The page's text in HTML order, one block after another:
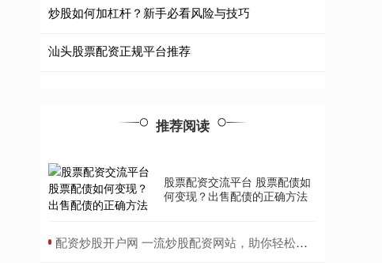
炒股如何加杠杆？新手必看风险与技巧
汕头股票配资正规平台推荐
推荐阅读
股票配资交流平台 股票配债如
何变现？出售配债的正确方法
​配资炒股开户网 一流炒股配资网站，助你轻松配资，稳健获利